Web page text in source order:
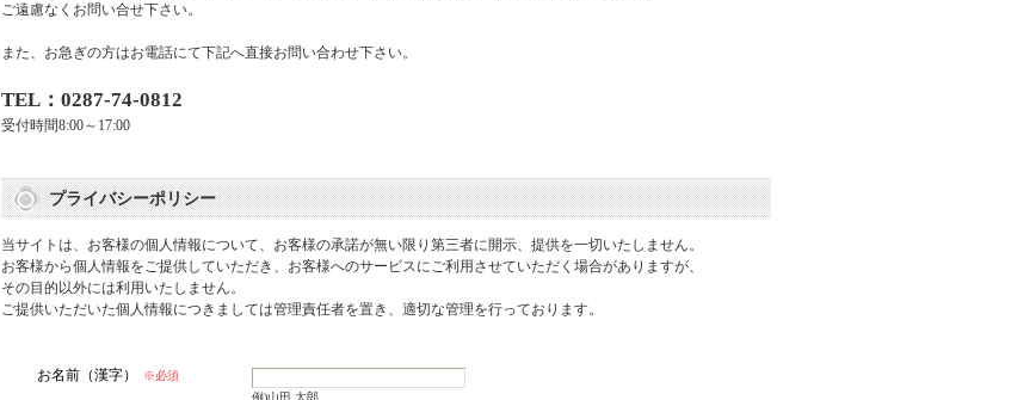
ご遠慮なくお問い合せ下さい。
また、お急ぎの方はお電話にて下記へ直接お問い合わせ下さい。
TEL：0287-74-0812
受付時間8:00～17:00
プライバシーポリシー
当サイトは、お客様の個人情報について、お客様の承諾が無い限り第三者に開示、提供を一切いたしません。
お客様から個人情報をご提供していただき、お客様へのサービスにご利用させていただく場合がありますが、
その目的以外には利用いたしません。
ご提供いただいた個人情報につきましては管理責任者を置き、適切な管理を行っております。
お名前（漢字）
※必須
例)山田 太郎